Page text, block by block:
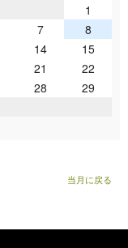
1
7
8
14
15
21
22
28
29
当月に戻る